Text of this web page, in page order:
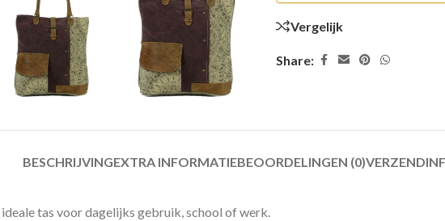
Vergelijk
Share:
BESCHRIJVINGEXTRA INFORMATIEBEOORDELINGEN (0)
tas voor dagelijks gebruik, school of werk.